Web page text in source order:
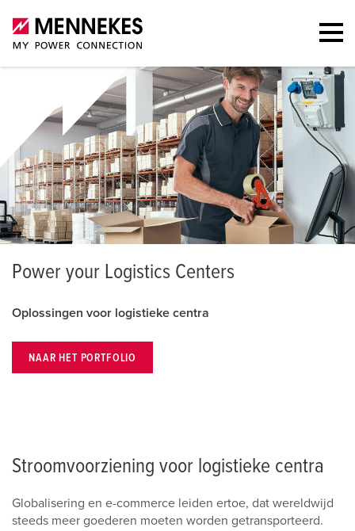
Power your Logistics Centers
Oplossingen voor logistieke centra
NAAR HET PORTFOLIO
Stroomvoorziening voor logistieke centra
Globalisering en e-commerce leiden ertoe, dat wereldwijd
steeds meer goederen moeten worden getransporteerd.